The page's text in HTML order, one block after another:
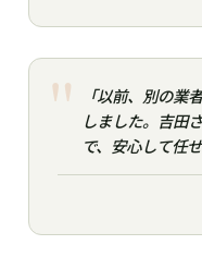
「以前、別の業
しました。吉田
で、安心して任